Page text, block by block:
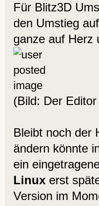
Für Blitz3D
den Umstieg
ganze auf Herz
(Bild: Der
Bleibt noch der
ändern könnte
ein
Linuxerst
Version im